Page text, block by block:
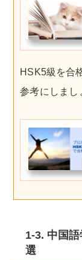
HSK5級を合
参考にしまし
1-3. 中国
選